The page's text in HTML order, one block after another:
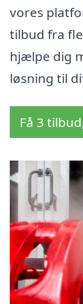
vores
tilbud fra
hjælpe dig
løsning til
Få 3